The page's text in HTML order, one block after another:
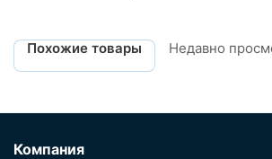
Похожие товары Недавно
Компания